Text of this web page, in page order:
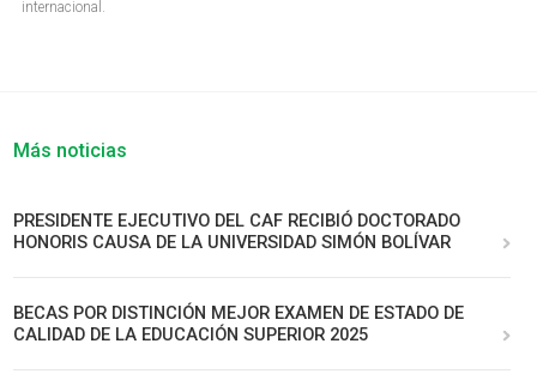
internacional.
Más noticias
PRESIDENTE EJECUTIVO DEL CAF RECIBIÓ DOCTORADO
HONORIS CAUSA DE LA UNIVERSIDAD SIMÓN BOLÍVAR
BECAS POR DISTINCIÓN MEJOR EXAMEN DE ESTADO DE
CALIDAD DE LA EDUCACIÓN SUPERIOR 2025